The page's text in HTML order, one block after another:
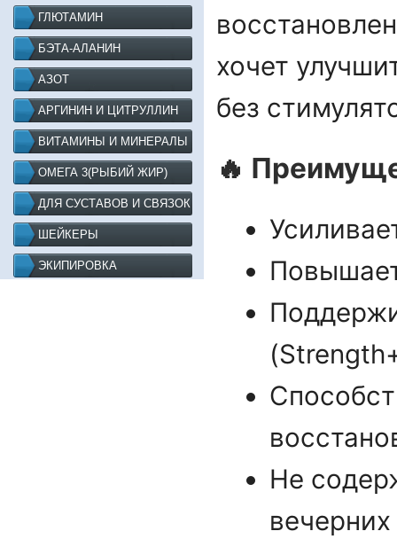
ГЛЮТАМИН
БЭТА-АЛАНИН
АЗОТ
АРГИНИН И ЦИТРУЛЛИН
ВИТАМИНЫ И МИНЕРАЛЫ
ОМЕГА 3(РЫБИЙ ЖИР)
ДЛЯ СУСТАВОВ И СВЯЗОК
ШЕЙКЕРЫ
ЭКИПИРОВКА
хочет
без
🔥
Не